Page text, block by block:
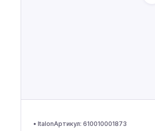
• ItalonАртикул: 610010001873